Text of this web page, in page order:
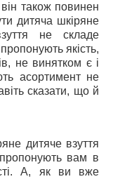
він також повинен
дитяча шкіряне
не складе
якість,
не винятком є і
асортимент не
сказати, що й
дитяче взуття
вам в
А, як ви вже